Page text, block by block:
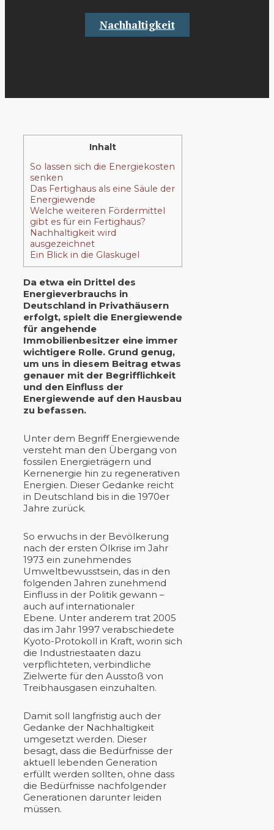
Nachhaltigkeit
Inhalt
So lassen sich die Energiekosten
senken
Das Fertighaus als eine Säule der
Energiewende
Welche weiteren Fördermittel
gibt es für ein Fertighaus?
Nachhaltigkeit wird
ausgezeichnet
Ein Blick in die Glaskugel
Da etwa ein Drittel des
Energieverbrauchs in
Deutschland in Privathäusern
erfolgt, spielt die Energiewende
für angehende
Immobilienbesitzer eine immer
wichtigere Rolle. Grund genug,
um uns in diesem Beitrag etwas
genauer mit der Begrifflichkeit
und den Einfluss der
Energiewende auf den Hausbau
zu befassen.
Unter dem Begriff Energiewende
versteht man den Übergang von
fossilen Energieträgern und
Kernenergie hin zu regenerativen
Energien. Dieser Gedanke reicht
in Deutschland bis in die 1970er
Jahre zurück.
So erwuchs in der Bevölkerung
nach der ersten Ölkrise im Jahr
1973 ein zunehmendes
Umweltbewusstsein, das in den
folgenden Jahren zunehmend
Einfluss in der Politik gewann –
auch auf internationaler
Ebene. Unter anderem trat 2005
das im Jahr 1997 verabschiedete
Kyoto-Protokoll in Kraft, worin sich
die Industriestaaten dazu
verpflichteten, verbindliche
Zielwerte für den Ausstoß von
Treibhausgasen einzuhalten.
Damit soll langfristig auch der
Gedanke der Nachhaltigkeit
umgesetzt werden. Dieser
besagt, dass die Bedürfnisse der
aktuell lebenden Generation
erfüllt werden sollten, ohne dass
die Bedürfnisse nachfolgender
Generationen darunter leiden
müssen.